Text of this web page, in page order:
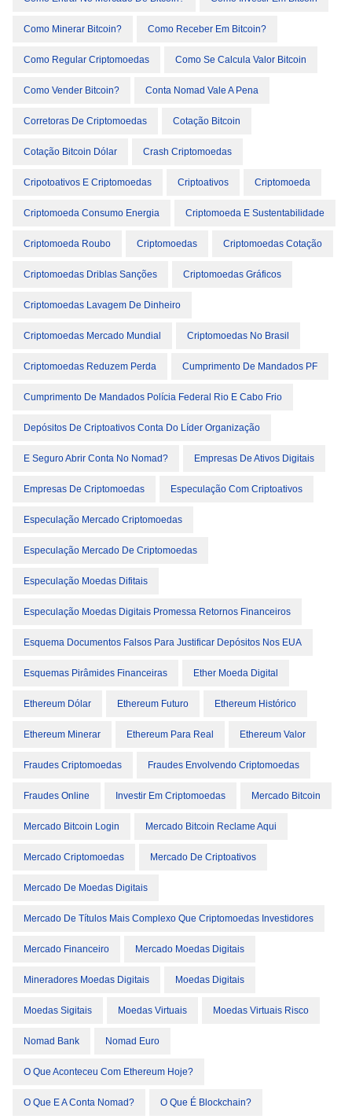
Como Minerar Bitcoin? Como Receber Em Bitcoin?
Como Regular Criptomoedas Como Se Calcula Valor Bitcoin
Como Vender Bitcoin? Conta Nomad Vale A Pena
Corretoras De Criptomoedas Cotação Bitcoin
Cotação Bitcoin Dólar Crash Criptomoedas
Cripotoativos E Criptomoedas Criptoativos Criptomoeda
Criptomoeda Consumo Energia Criptomoeda E Sustentabilidade
Criptomoeda Roubo Criptomoedas Criptomoedas Cotação
Criptomoedas Driblas Sanções Criptomoedas Gráficos
Criptomoedas Lavagem De Dinheiro
Criptomoedas Mercado Mundial Criptomoedas No Brasil
Criptomoedas Reduzem Perda Cumprimento De Mandados PF
Cumprimento De Mandados Polícia Federal Rio E Cabo Frio
Depósitos De Criptoativos Conta Do Líder Organização
E Seguro Abrir Conta No Nomad? Empresas De Ativos Digitais
Empresas De Criptomoedas Especulação Com Criptoativos
Especulação Mercado Criptomoedas
Especulação Mercado De Criptomoedas
Especulação Moedas Difitais
Especulação Moedas Digitais Promessa Retornos Financeiros
Esquema Documentos Falsos Para Justificar Depósitos Nos EUA
Esquemas Pirâmides Financeiras Ether Moeda Digital
Ethereum Dólar Ethereum Futuro Ethereum Histórico
Ethereum Minerar Ethereum Para Real Ethereum Valor
Fraudes Criptomoedas Fraudes Envolvendo Criptomoedas
Fraudes Online Investir Em Criptomoedas Mercado Bitcoin
Mercado Bitcoin Login Mercado Bitcoin Reclame Aqui
Mercado Criptomoedas Mercado De Criptoativos
Mercado De Moedas Digitais
Mercado De Títulos Mais Complexo Que Criptomoedas Investidores
Mercado Financeiro Mercado Moedas Digitais
Mineradores Moedas Digitais Moedas Digitais
Moedas Sigitais Moedas Virtuais Moedas Virtuais Risco
Nomad Bank Nomad Euro
O Que Aconteceu Com Ethereum Hoje?
O Que E A Conta Nomad? O Que É Blockchain?